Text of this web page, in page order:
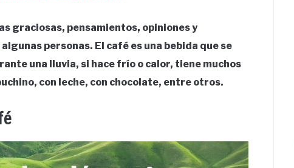
graciosas, pensamientos, opiniones y
personas. El café es una bebida que se
una lluvia, si hace frío o calor, tiene muchos
con leche, con chocolate, entre otros.